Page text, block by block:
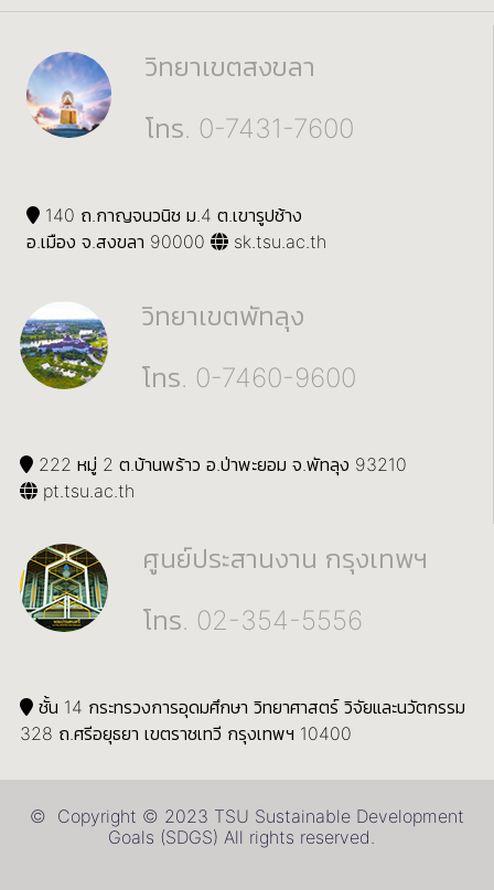
วิทยาเขตสงขลา
โทร. 0-7431-7600
140 ถ.กาญจนวนิช ม.4 ต.เขารูปช้าง
อ.เมือง จ.สงขลา 90000
sk.tsu.ac.th
วิทยาเขตพัทลุง
โทร. 0-7460-9600
222 หมู่ 2 ต.บ้านพร้าว อ.ป่าพะยอม จ.พัทลุง 93210
pt.tsu.ac.th
ศูนย์ประสานงาน กรุงเทพฯ
โทร. 02-354-5556
ชั้น 14 กระทรวงการอุดมศึกษา วิทยาศาสตร์ วิจัยและนวัตกรรม
328 ถ.ศรีอยุธยา เขตราชเทวี กรุงเทพฯ 10400
© Copyright © 2023 TSU Sustainable Development
Goals (SDGS) All rights reserved.